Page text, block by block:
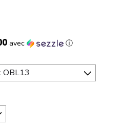
avec ⓘ